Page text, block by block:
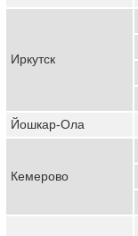
Иркутск
Йошкар-Ола
Кемерово